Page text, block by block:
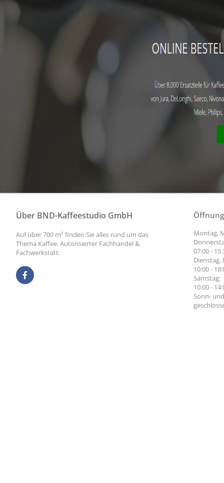
Über BND-Kaffeestudio GmbH
Auf über 700 m² finden Sie alles rund um das
Thema Kaffee. Autorisierter Fachhandel &
Fachwerkstatt.
Montag,
07:00 -
Dienstag,
10:00 -
Samstag:
10:00 -
Sonn-